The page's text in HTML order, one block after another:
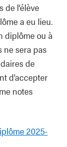
l’élève
a eu lieu.
diplôme ou à
ne sera pas
de
d’accepter
notes
2025-